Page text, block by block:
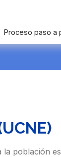
Proceso paso a
la población